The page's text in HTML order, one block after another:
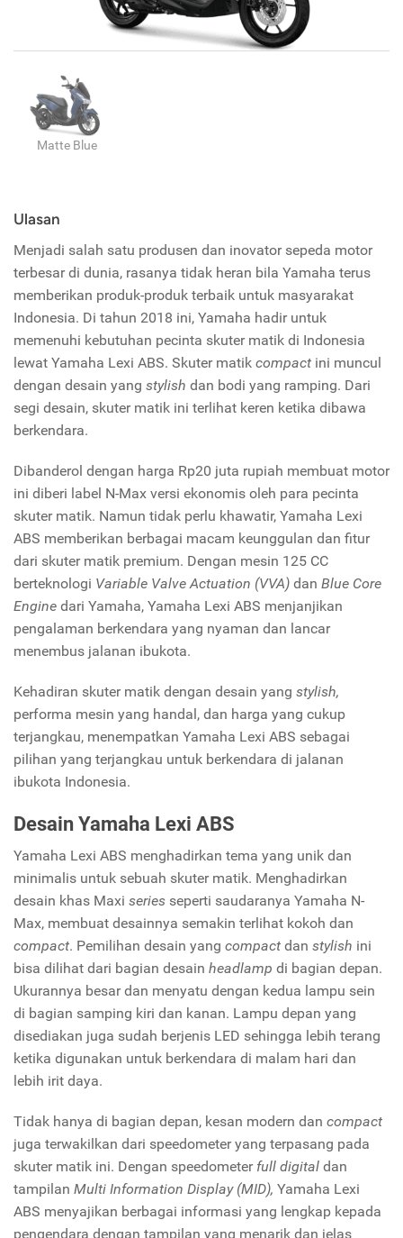
Matte Blue
Ulasan
Menjadi salah satu produsen dan inovator sepeda motor
terbesar di dunia, rasanya tidak heran bila Yamaha terus
memberikan produk-produk terbaik untuk masyarakat
Indonesia. Di tahun 2018 ini, Yamaha hadir untuk
memenuhi kebutuhan pecinta skuter matik di Indonesia
lewat Yamaha Lexi ABS. Skuter matik compact ini muncul
dengan desain yang stylish dan bodi yang ramping. Dari
segi desain, skuter matik ini terlihat keren ketika dibawa
berkendara.
Dibanderol dengan harga Rp20 juta rupiah membuat motor
ini diberi label N-Max versi ekonomis oleh para pecinta
skuter matik. Namun tidak perlu khawatir, Yamaha Lexi
ABS memberikan berbagai macam keunggulan dan fitur
dari skuter matik premium. Dengan mesin 125 CC
berteknologi Variable Valve Actuation (VVA) dan Blue Core
Engine dari Yamaha, Yamaha Lexi ABS menjanjikan
pengalaman berkendara yang nyaman dan lancar
menembus jalanan ibukota.
Kehadiran skuter matik dengan desain yang stylish,
performa mesin yang handal, dan harga yang cukup
terjangkau, menempatkan Yamaha Lexi ABS sebagai
pilihan yang terjangkau untuk berkendara di jalanan
ibukota Indonesia.
Desain Yamaha Lexi ABS
Yamaha Lexi ABS menghadirkan tema yang unik dan
minimalis untuk sebuah skuter matik. Menghadirkan
desain khas Maxi series seperti saudaranya Yamaha N-
Max, membuat desainnya semakin terlihat kokoh dan
compact. Pemilihan desain yang compact dan stylish ini
bisa dilihat dari bagian desain headlamp di bagian depan.
Ukurannya besar dan menyatu dengan kedua lampu sein
di bagian samping kiri dan kanan. Lampu depan yang
disediakan juga sudah berjenis LED sehingga lebih terang
ketika digunakan untuk berkendara di malam hari dan
lebih irit daya.
Tidak hanya di bagian depan, kesan modern dan compact
juga terwakilkan dari speedometer yang terpasang pada
skuter matik ini. Dengan speedometer full digital dan
tampilan Multi Information Display (MID), Yamaha Lexi
ABS menyajikan berbagai informasi yang lengkap kepada
pengendara dengan tampilan yang menarik dan jelas